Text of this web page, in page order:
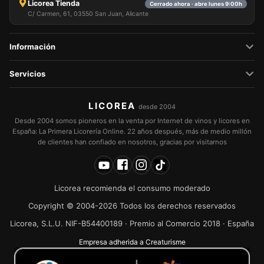
Licorea Tienda Cerrado ahora · abre lunes 9:00h
C/ Carmen, 61, 03550 San Juan, Alicante
Información
Servicios
LICOREA desde 2004
Desde 2004 somos pioneros en la venta por Internet de vinos y licores en
España: La Primera Licorería Online. 22 años después, más de medio millón
de clientes han confiado en nosotros, gracias por visitarnos
Licorea recomienda el consumo moderado
Copyright © 2004-2026 Todos los derechos reservados
Licorea, S.L.U. NIF-B54400189 · Premio al Comercio 2018 · España
Empresa adherida a Creaturisme